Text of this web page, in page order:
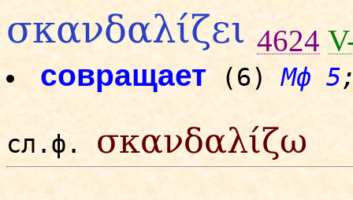
σκανδαλίζει 4624
совращает (6)Мф 5
сл.ф. σκανδαλίζω